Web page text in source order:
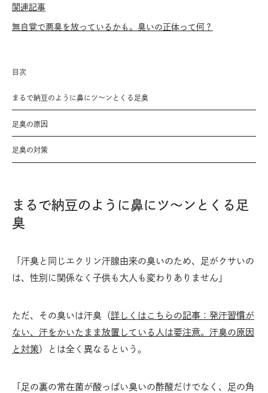
関連記事
無自覚で悪臭を放っているかも。臭いの正体って何？
目次
まるで納豆のように鼻にツ〜ンとくる足臭
足臭の原因
足臭の対策
まるで納豆のように鼻にツ〜ンとくる足
臭
「汗臭と同じエクリン汗腺由来の臭いのため、足がクサいの
は、性別に関係なく子供も大人も変わりありません」
ただ、その臭いは汗臭（詳しくはこちらの記事：発汗習慣が
ない、汗をかいたまま放置している人は要注意。汗臭の原因
と対策）とは全く異なるという。
「足の裏の常在菌が酸っぱい臭いの酢酸だけでなく、足の角